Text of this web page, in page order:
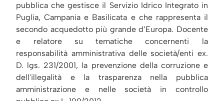
pubblica che gestisce il Servizio Idrico Integrato in
Puglia, Campania e Basilicata e che rappresenta il
secondo acquedotto più grande d’Europa. Docente
e relatore su tematiche concernenti la
responsabilità amministrativa delle società/enti ex.
D. lgs. 231/2001, la prevenzione della corruzione e
dell'illegalità e la trasparenza nella pubblica
amministrazione e nelle società in controllo